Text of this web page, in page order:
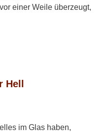
einer Weile überzeugt,
im Glas haben,